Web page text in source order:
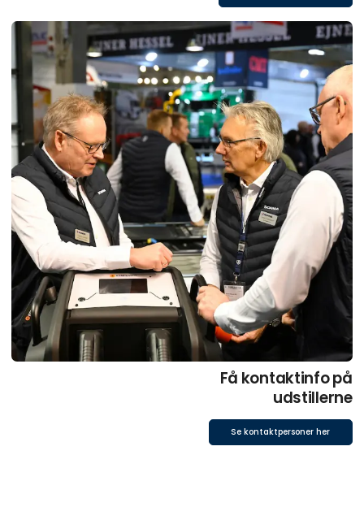
Få kontaktinfo på
udstillerne
Se kontaktpersoner her